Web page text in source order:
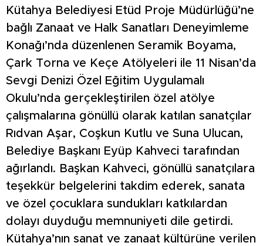
Kütahya Belediyesi Etüd Proje Müdürlüğü’ne
bağlı Zanaat ve Halk Sanatları Deneyimleme
Konağı’nda düzenlenen Seramik Boyama,
Çark Torna ve Keçe Atölyeleri ile 11 Nisan’da
Sevgi Denizi Özel Eğitim Uygulamalı
Okulu’nda gerçekleştirilen özel atölye
çalışmalarına gönüllü olarak katılan sanatçılar
Rıdvan Aşar, Coşkun Kutlu ve Suna Ulucan,
Belediye Başkanı Eyüp Kahveci tarafından
ağırlandı. Başkan Kahveci, gönüllü sanatçılara
teşekkür belgelerini takdim ederek, sanata
ve özel çocuklara sundukları katkılardan
dolayı duyduğu memnuniyeti dile getirdi.
Kütahya’nın sanat ve zanaat kültürüne verilen